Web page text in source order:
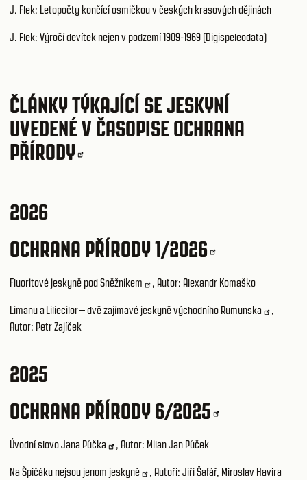
J. Flek: Letopočty končící osmičkou v českých krasových dějinách
J. Flek: Výročí devítek nejen v podzemí 1909-1969 (Digispeleodata)
ČLÁNKY TÝKAJÍCÍ SE JESKYNÍ
UVEDENÉ V ČASOPISEOCHRANA
PŘÍRODY
2026
OCHRANA PŘÍRODY 1/2026
Fluoritové jeskyně pod Sněžníkem , Autor: Alexandr Komaško
Limanu a Liliecilor – dvě zajímavé jeskyně východního Rumunska
,
Autor: Petr Zajíček
2025
OCHRANA PŘÍRODY 6/2025
Úvodní slovo Jana Půčka , Autor: Milan Jan Půček
Na Špičáku nejsou jenom jeskyně , Autoři: Jiří Šafář, Miroslav Havira